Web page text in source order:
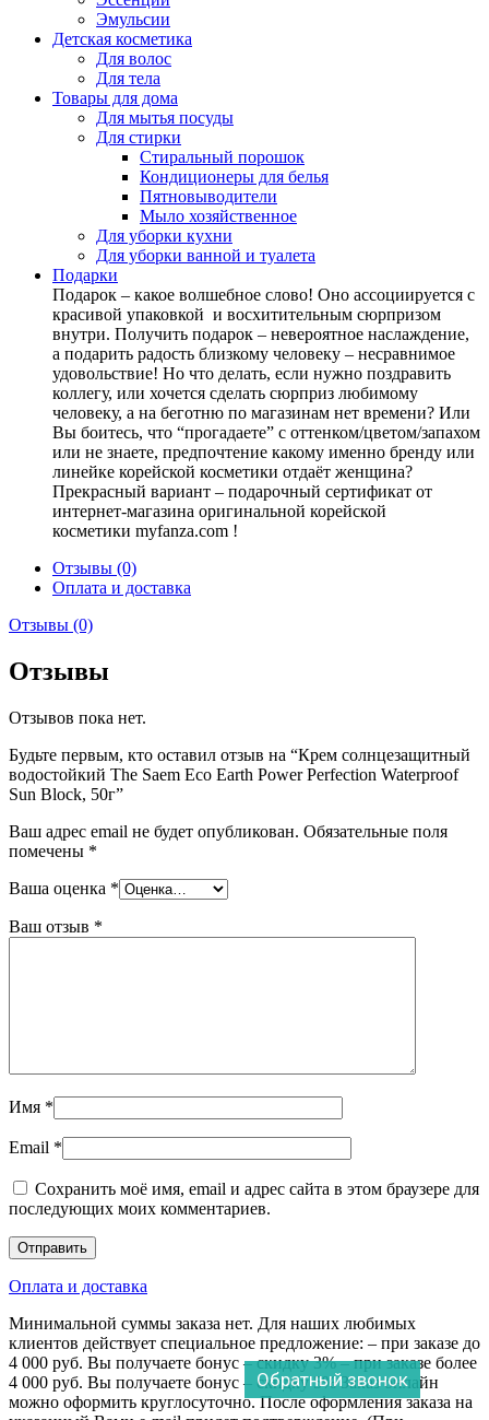
Эмульсии
Детская косметика
Для волос
Для тела
Товары для дома
Для мытья посуды
Для стирки
Стиральный порошок
Кондиционеры для белья
Пятновыводители
Мыло хозяйственное
Для уборки кухни
Для уборки ванной и туалета
Подарки
Подарок – какое волшебное слово! Оно ассоциируется с
красивой упаковкой и восхитительным сюрпризом
внутри. Получить подарок – невероятное наслаждение,
а подарить радость близкому человеку – несравнимое
удовольствие! Но что делать, если нужно поздравить
коллегу, или хочется сделать сюрприз любимому
человеку, а на беготню по магазинам нет времени? Или
Вы боитесь, что “прогадаете” с оттенком/цветом/запахом
или не знаете, предпочтение какому именно бренду или
линейке корейской косметики отдаёт женщина?
Прекрасный вариант – подарочный сертификат от
интернет-магазина оригинальной корейской
косметики myfanza.com !
Отзывы (0)
Оплата и доставка
Отзывы (0)
Отзывы
Отзывов пока нет.
Будьте первым, кто оставил отзыв на “Крем солнцезащитный
водостойкий The Saem Eco Earth Power Perfection Waterproof
Sun Block, 50г”
Ваш адрес email не будет опубликован. Обязательные поля
помечены *
Ваша оценка *
Ваш отзыв *
Имя *
Email *
Сохранить моё имя, email и адрес сайта в этом браузере для
последующих моих комментариев.
Оплата и доставка
Минимальной суммы заказа нет. Для наших любимых
клиентов действует специальное предложение: – при заказе до
4 000 руб. Вы получаете бонус – скидку 3% – при заказе более
4 000 руб. Вы получаете бонус – скидку 5% Заказ онлайн
можно оформить круглосуточно. После оформления заказа на
Обратный звонок